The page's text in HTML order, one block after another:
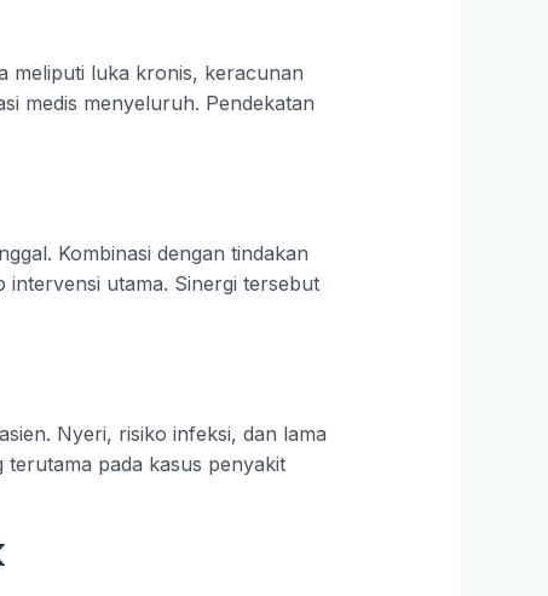
meliputi luka kronis, keracunan
medis menyeluruh. Pendekatan
Kombinasi dengan tindakan
intervensi utama. Sinergi tersebut
Nyeri, risiko infeksi, dan lama
pada kasus penyakit